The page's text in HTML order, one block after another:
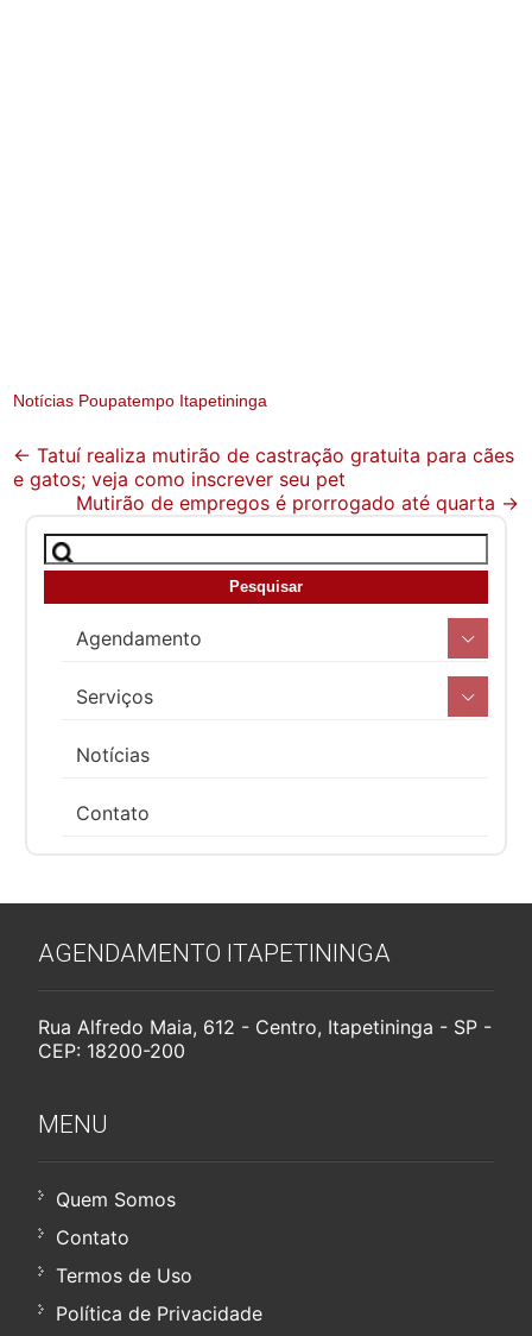
Notícias Poupatempo Itapetininga
Post
navigation
← Tatuí realiza mutirão de castração gratuita para cães
e gatos; veja como inscrever seu pet
Mutirão de empregos é prorrogado até quarta →
Agendamento
Serviços
Notícias
Contato
AGENDAMENTO ITAPETININGA
Rua Alfredo Maia, 612 - Centro, Itapetininga - SP -
CEP: 18200-200
MENU
Quem Somos
Contato
Termos de Uso
Política de Privacidade